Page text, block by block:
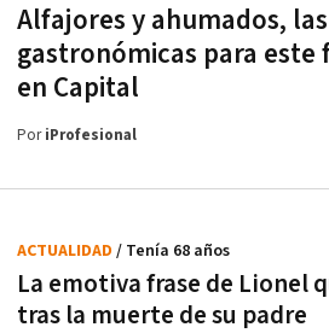
Alfajores y ahumados,
gastronómicas para este
en Capital
PoriProfesional
La emotiva frase de Lionel
tras la muerte de su padre
ACTUALIDAD / Tenía 68 años